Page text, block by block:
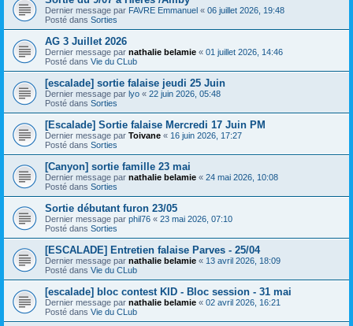
Dernier message par FAVRE Emmanuel « 06 juillet 2026, 19:48
Posté dans Sorties
AG 3 Juillet 2026
Dernier message par nathalie belamie « 01 juillet 2026, 14:46
Posté dans Vie du CLub
[escalade] sortie falaise jeudi 25 Juin
Dernier message par lyo « 22 juin 2026, 05:48
Posté dans Sorties
[Escalade] Sortie falaise Mercredi 17 Juin PM
Dernier message par Toivane « 16 juin 2026, 17:27
Posté dans Sorties
[Canyon] sortie famille 23 mai
Dernier message par nathalie belamie « 24 mai 2026, 10:08
Posté dans Sorties
Sortie débutant furon 23/05
Dernier message par phil76 « 23 mai 2026, 07:10
Posté dans Sorties
[ESCALADE] Entretien falaise Parves - 25/04
Dernier message par nathalie belamie « 13 avril 2026, 18:09
Posté dans Vie du CLub
[escalade] bloc contest KID - Bloc session - 31 mai
Dernier message par nathalie belamie « 02 avril 2026, 16:21
Posté dans Vie du CLub